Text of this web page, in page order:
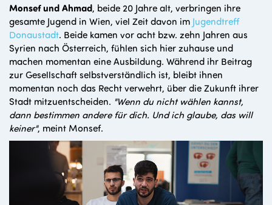
Monsef und Ahmad, beide 20 Jahre alt, verbringen ihre
gesamte Jugend in Wien, viel Zeit davon im Jugendtreff
Donaustadt. Beide kamen vor acht bzw. zehn Jahren aus
Syrien nach Österreich, fühlen sich hier zuhause und
machen momentan eine Ausbildung. Während ihr Beitrag
zur Gesellschaft selbstverständlich ist, bleibt ihnen
momentan noch das Recht verwehrt, über die Zukunft ihrer
Stadt mitzuentscheiden. "Wenn du nicht wählen kannst,
dann bestimmen andere für dich. Und ich glaube, das will
keiner", meint Monsef.